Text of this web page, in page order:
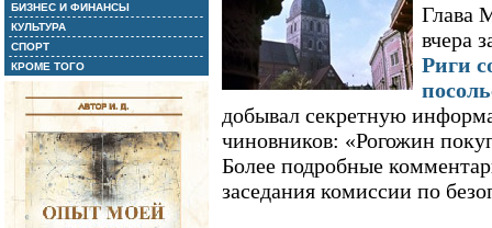
БИЗНЕС И ФИНАНСЫ
КУЛЬТУРА
СПОРТ
КРОМЕ ТОГО
Глава
вчера
Риги
добывал секретную
чиновников: «Рогожин
Более подробные
заседания комиссии по